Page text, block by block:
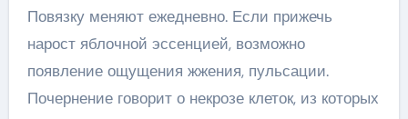
Повязку меняют ежедневно. Если прижечь
нарост яблочной эссенцией, возможно
появление ощущения жжения, пульсации.
Почернение говорит о некрозе клеток, из которых